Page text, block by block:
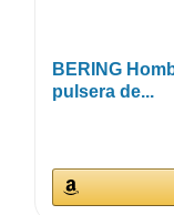
BERING
pulsera de...